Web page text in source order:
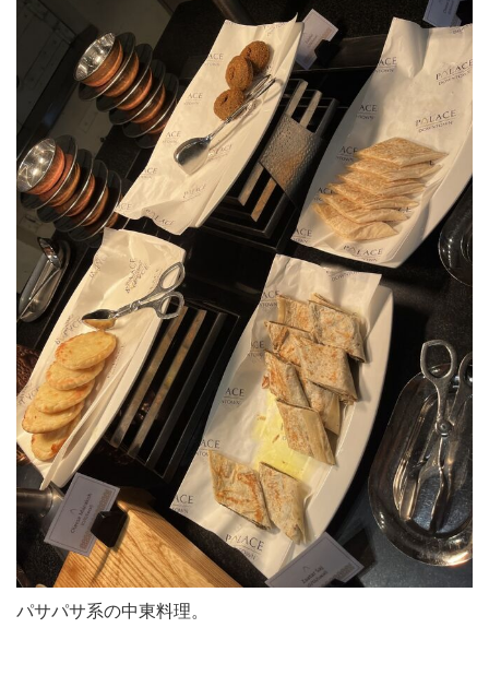
パサパサ系の中東料理。